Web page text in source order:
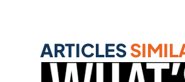
ARTICLES